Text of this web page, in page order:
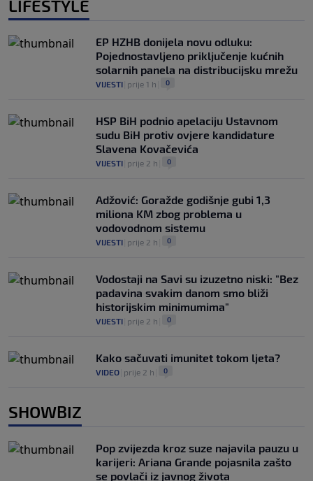
LIFESTYLE
EP HZHB donijela novu odluku:
Pojednostavljeno priključenje kućnih
solarnih panela na distribucijsku mrežu
VIJESTI prije 1 h 0
HSP BiH podnio apelaciju Ustavnom
sudu BiH protiv ovjere kandidature
Slavena Kovačevića
VIJESTI prije 2 h 0
Adžović: Goražde godišnje gubi 1,3
miliona KM zbog problema u
vodovodnom sistemu
VIJESTI prije 2 h 0
Vodostaji na Savi su izuzetno niski: "Bez
padavina svakim danom smo bliži
historijskim minimumima"
VIJESTI prije 2 h 0
Kako sačuvati imunitet tokom ljeta?
VIDEO prije 2 h 0
SHOWBIZ
Pop zvijezda kroz suze najavila pauzu u
karijeri: Ariana Grande pojasnila zašto
se povlači iz javnog života